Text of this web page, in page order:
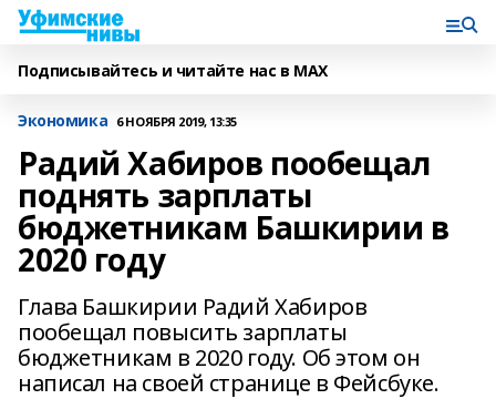
Подписывайтесь и читайте нас в MAX
Экономика 6 НОЯБРЯ 2019, 13:35
Радий Хабиров пообещал
поднять зарплаты
бюджетникам Башкирии в
2020 году
Глава Башкирии Радий Хабиров
пообещал повысить зарплаты
бюджетникам в 2020 году. Об этом он
написал на своей странице в Фейсбуке.